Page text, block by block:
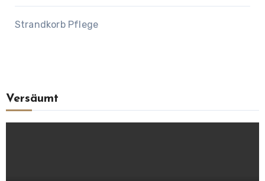
Strandkorb Pflege
Versäumt